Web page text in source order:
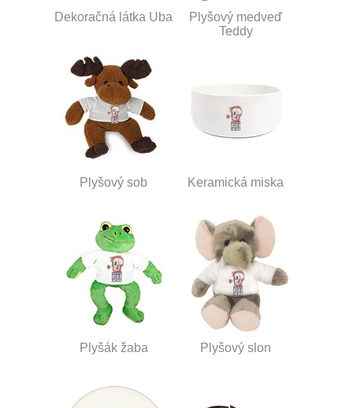
Dekoračná látka Uba
Plyšový medveď
Teddy
Plyšový sob Keramická miska
Plyšák žaba Plyšový slon